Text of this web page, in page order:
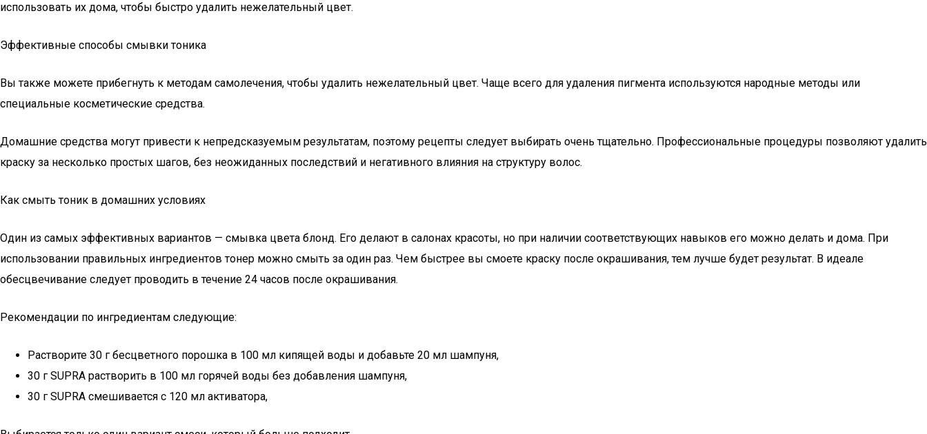
использовать их дома, чтобы быстро удалить нежелательный цвет.
Эффективные способы смывки тоника
Вы также можете прибегнуть к методам самолечения, чтобы удалить нежелательный цвет. Чаще всего для удаления пигмента используются народные методы или
специальные косметические средства.
Домашние средства могут привести к непредсказуемым результатам, поэтому рецепты следует выбирать очень тщательно. Профессиональные процедуры позволяют удалить
краску за несколько простых шагов, без неожиданных последствий и негативного влияния на структуру волос.
Как смыть тоник в домашних условиях
Один из самых эффективных вариантов — смывка цвета блонд. Его делают в салонах красоты, но при наличии соответствующих навыков его можно делать и дома. При
использовании правильных ингредиентов тонер можно смыть за один раз. Чем быстрее вы смоете краску после окрашивания, тем лучше будет результат. В идеале
обесцвечивание следует проводить в течение 24 часов после окрашивания.
Рекомендации по ингредиентам следующие:
Растворите 30 г бесцветного порошка в 100 мл кипящей воды и добавьте 20 мл шампуня,
30 г SUPRA растворить в 100 мл горячей воды без добавления шампуня,
30 г SUPRA смешивается с 120 мл активатора,